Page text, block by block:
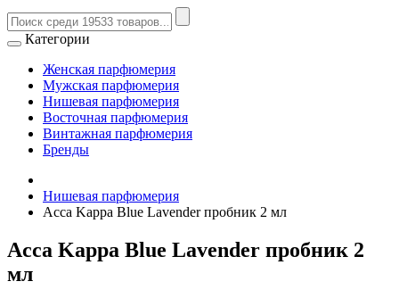
Категории
Женская парфюмерия
Мужская парфюмерия
Нишевая парфюмерия
Восточная парфюмерия
Винтажная парфюмерия
Бренды
Нишевая парфюмерия
Acca Kappa Blue Lavender пробник 2 мл
Acca Kappa Blue Lavender пробник 2
мл